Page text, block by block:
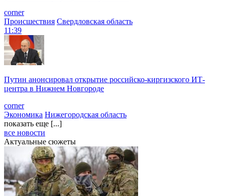
corner
Происшествия Свердловская область
11:39
Путин анонсировал открытие российско-киргизского ИТ-
центра в Нижнем Новгороде
corner
Экономика Нижегородская область
показать еще [...]
все новости
Актуальные сюжеты